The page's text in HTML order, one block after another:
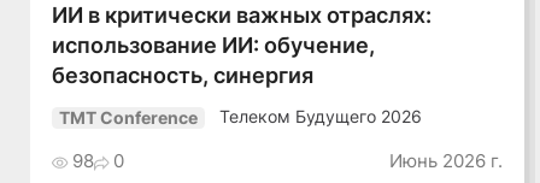
ИИ в критически важных отраслях:
использование ИИ: обучение,
безопасность, синергия
TMT Conference Телеком Будущего 2026
98 0 Июнь 2026 г.